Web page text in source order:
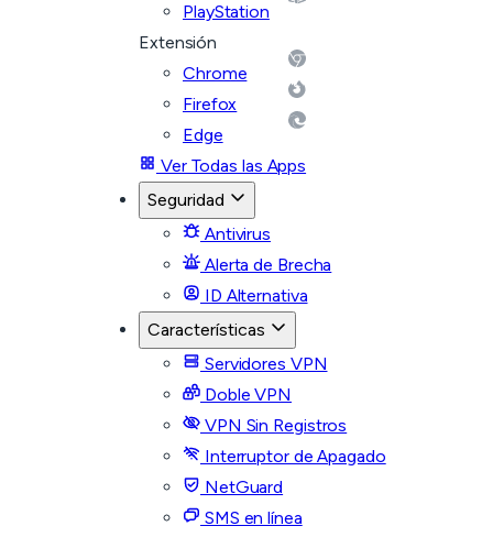
PlayStation
Extensión
Chrome
Firefox
Edge
Ver Todas las Apps
Seguridad
Antivirus
Alerta de Brecha
ID Alternativa
Características
Servidores VPN
Doble VPN
VPN Sin Registros
Interruptor de Apagado
NetGuard
SMS en línea